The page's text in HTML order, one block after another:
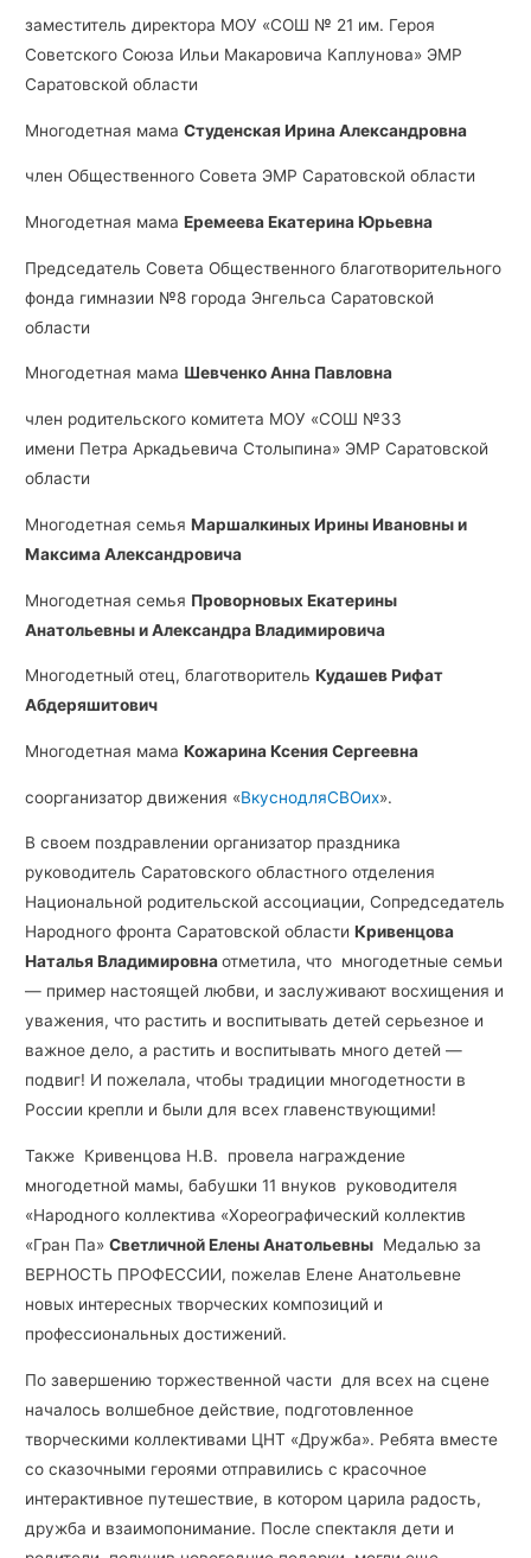
заместитель директора МОУ «СОШ № 21 им. Героя
Советского Союза Ильи Макаровича Каплунова» ЭМР
Саратовской области
Многодетная мамаСтуденская Ирина Александровна
член Общественного Совета ЭМР Саратовской области
Многодетная мамаЕремеева Екатерина Юрьевна
Председатель Совета Общественного благотворительного
фонда гимназии №8 города Энгельса Саратовской
области
Многодетная мама Шевченко Анна Павловна
член родительского комитета МОУ «СОШ №33
имени Петра Аркадьевича Столыпина» ЭМР Саратовской
области
Многодетная семьяМаршалкиных Ирины Ивановны и
Максима Александровича
Многодетная семья Проворновых Екатерины
Анатольевны и Александра Владимировича
Многодетный отец, благотворительКудашев Рифат
Абдеряшитович
Многодетная мамаКожарина Ксения Сергеевна
соорганизатор движения «ВкуснодляСВОих».
В своем поздравлении организатор праздника
руководитель Саратовского областного отделения
Национальной родительской ассоциации, Сопредседатель
Народного фронта Саратовской областиКривенцова
Наталья Владимировнаотметила, что многодетные семьи
— пример настоящей любви, и заслуживают восхищения и
уважения, что растить и воспитывать детей серьезное и
важное дело, а растить и воспитывать много детей —
подвиг! И пожелала, чтобы традиции многодетности в
России крепли и были для всех главенствующими!
Также Кривенцова Н.В. провела награждение
многодетной мамы, бабушки 11 внуков руководителя
«Народного коллектива «Хореографический коллектив
«Гран Па»Светличной Елены Анатольевны Медалью за
ВЕРНОСТЬ ПРОФЕССИИ, пожелав Елене Анатольевне
новых интересных творческих композиций и
профессиональных достижений.
По завершению торжественной части для всех на сцене
началось волшебное действие, подготовленное
творческими коллективами ЦНТ «Дружба». Ребята вместе
со сказочными героями отправились с красочное
интерактивное путешествие, в котором царила радость,
дружба и взаимопонимание. После спектакля дети и